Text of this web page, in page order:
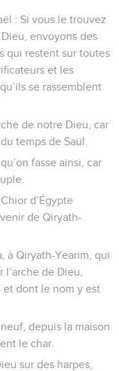
: Si vous le trouvez
envoyons des
qui restent sur toutes
et les
se rassemblent
de notre Dieu, car
temps de Saül.
fasse ainsi, car
d’Égypte
de Qiryath-
à Qiryath-Yearim, qui
de Dieu,
et dont le nom y est
depuis la maison
le char.
sur des harpes,